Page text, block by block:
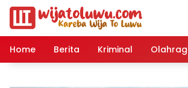
Langsung
konten
Home
Berita Kriminal